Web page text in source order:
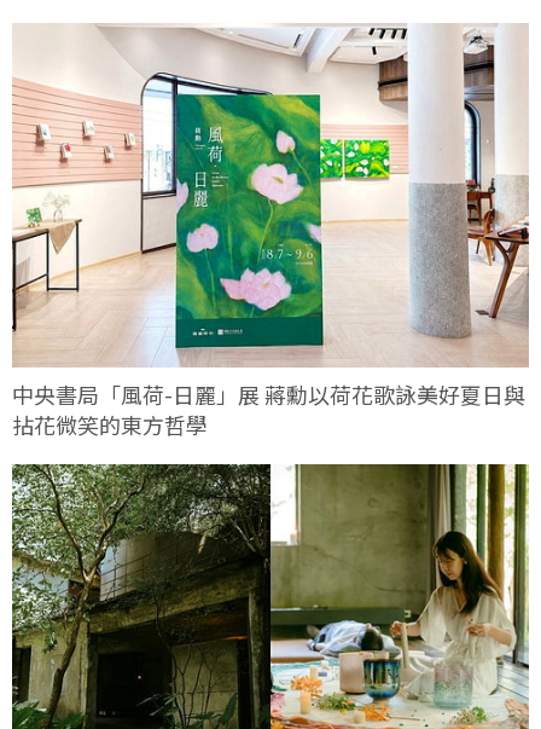
中央書局「風荷-日麗」展 蔣勳以荷花歌詠美好夏日與
拈花微笑的東方哲學